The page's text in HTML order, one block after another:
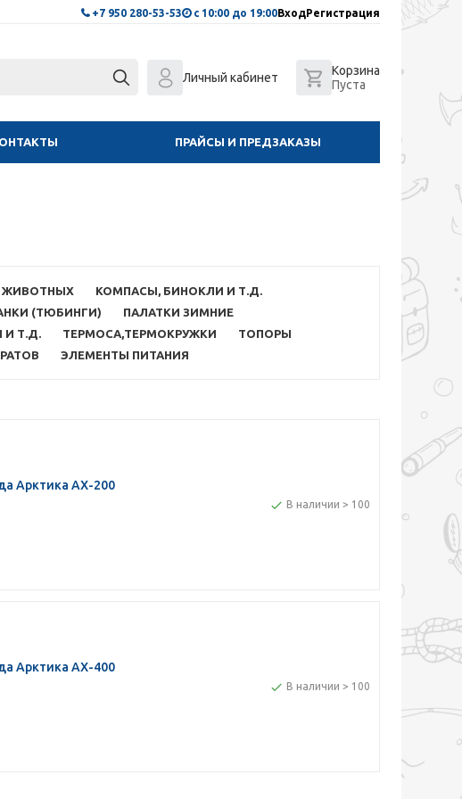
+7 950 280-53-53 с 10:00 до 19:00ВходРегистрация
Личный кабинет
Корзина
Пуста
ПРАЙСЫ И ПРЕДЗАКАЗЫ
ЖИВОТНЫХ
КОМПАСЫ, БИНОКЛИ И Т.Д.
(ТЮБИНГИ)
ПАЛАТКИ ЗИМНИЕ
И Т.Д. ТЕРМОСА,ТЕРМОКРУЖКИ
ТОПОРЫ
ЭЛЕМЕНТЫ ПИТАНИЯ
Арктика AX-200
В наличии > 100
Арктика AX-400
В наличии > 100